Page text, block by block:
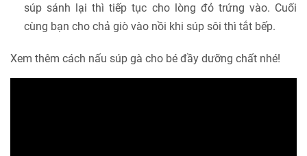
súp sánh lại thì tiếp tục cho lòng đỏ trứng vào. Cuối
cùng bạn cho chả giò vào nồi khi súp sôi thì tắt bếp.
Xem thêm cách nấu súp gà cho bé đầy dưỡng chất nhé!